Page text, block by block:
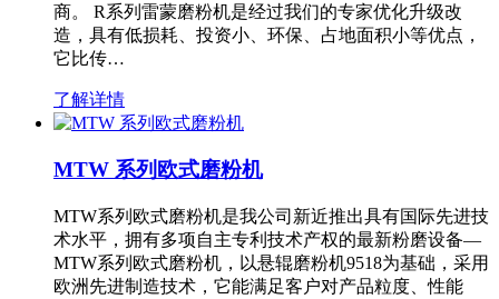
商。 R系列雷蒙磨粉机是经过我们的专家优化升级改
造，具有低损耗、投资小、环保、占地面积小等优点，
它比传…
了解详情
MTW 系列欧式磨粉机
MTW系列欧式磨粉机是我公司新近推出具有国际先进技
术水平，拥有多项自主专利技术产权的最新粉磨设备—
MTW系列欧式磨粉机，以悬辊磨粉机9518为基础，采用
欧洲先进制造技术，它能满足客户对产品粒度、性能